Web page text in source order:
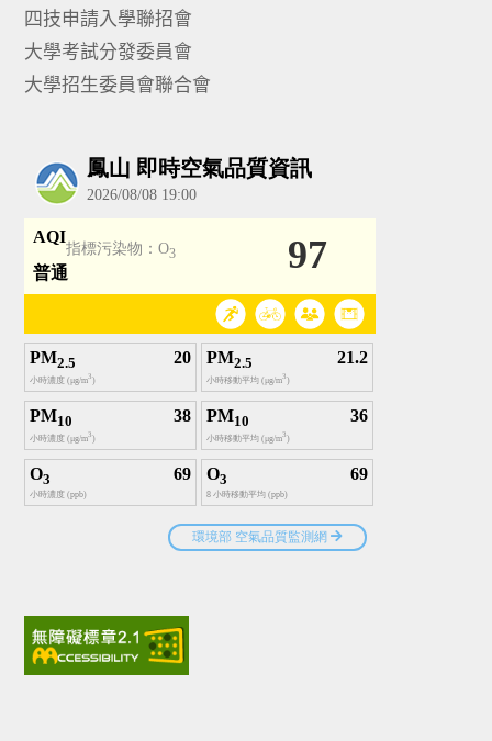
四技申請入學聯招會
大學考試分發委員會
大學招生委員會聯合會